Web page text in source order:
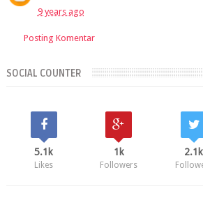
9 years ago
Posting Komentar
SOCIAL COUNTER
5.1k
Likes
1k
Followers
2.1k